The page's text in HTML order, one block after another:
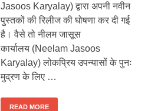
Jasoos Karyalay) द्वारा अपनी नवीन
पुस्तकों की रिलीज की घोषणा कर दी गई
है। वैसे तो नीलम जासूस
कार्यालय (Neelam Jasoos
Karyalay) लोकप्रिय उपन्यासों के पुनः
मुद्रण के लिए …
READ MORE